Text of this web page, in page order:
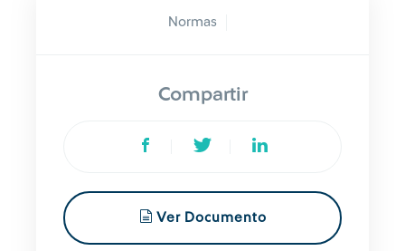
Normas
Compartir
Ver Documento